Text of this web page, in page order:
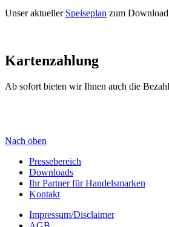
Unser aktueller Speiseplan zum
Kartenzahlung
Ab sofort bieten wir Ihnen auch die
Nach oben
Pressebereich
Downloads
Ihr Partner für Handelsmarken
Kontakt
Impressum/Disclaimer